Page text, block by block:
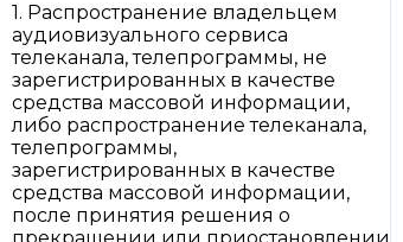
1. Распространение владельцем
аудиовизуального сервиса
телеканала, телепрограммы, не
зарегистрированных в качестве
средства массовой информации,
либо распространение телеканала,
телепрограммы,
зарегистрированных в качестве
средства массовой информации,
после принятия решения о